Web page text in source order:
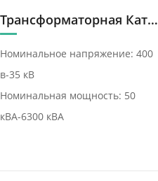
Трансформаторная Катушка Сухого Типа
Номинальное напряжение: 400
в-35 кВ
Номинальная мощность: 50
кВА-6300 кВА